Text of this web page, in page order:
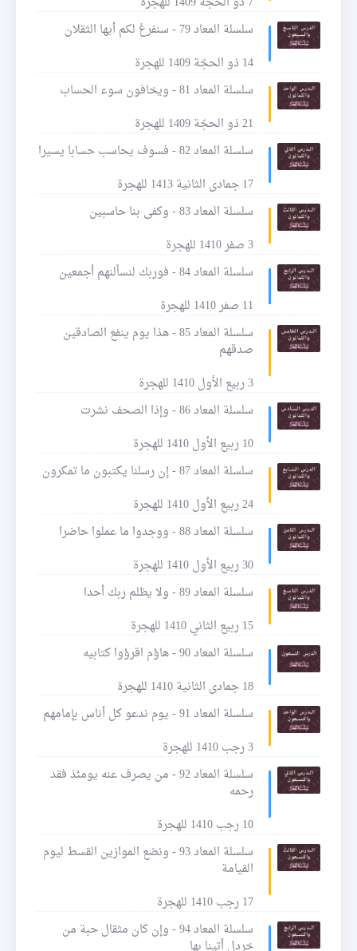
سلسلة المعاد 79 - سنفرغ لكم أيها الثقلان
14 ذو الحجّة 1409 للهجرة
سلسلة المعاد 81 - ويخافون سوء الحساب
21 ذو الحجّة 1409 للهجرة
سلسلة المعاد 82 - فسوف يحاسب حسابا يسيرا
17 جمادى الثانية 1413 للهجرة
سلسلة المعاد 83 - وكفى بنا حاسبين
3 صفر 1410 للهجرة
سلسلة المعاد 84 - فوربك لنسألنهم أجمعين
11 صفر 1410 للهجرة
سلسلة المعاد 85 - هذا يوم ينفع الصادقين
صدقهم
3 ربيع الأول 1410 للهجرة
سلسلة المعاد 86 - وإذا الصحف نشرت
10 ربيع الأول 1410 للهجرة
سلسلة المعاد 87 - إن رسلنا يكتبون ما تمكرون
24 ربيع الأول 1410 للهجرة
سلسلة المعاد 88 - ووجدوا ما عملوا حاضرا
30 ربيع الأول 1410 للهجرة
سلسلة المعاد 89 - ولا يظلم ربك أحدا
15 ربيع الثاني 1410 للهجرة
سلسلة المعاد 90 - هاؤم اقرؤوا كتابيه
18 جمادى الثانية 1410 للهجرة
سلسلة المعاد 91 - يوم ندعو كل أناس بإمامهم
3 رجب 1410 للهجرة
سلسلة المعاد 92 - من يصرف عنه يومئذ فقد
رحمه
10 رجب 1410 للهجرة
سلسلة المعاد 93 - ونضع الموازين القسط ليوم
القيامة
17 رجب 1410 للهجرة
سلسلة المعاد 94 - وإن كان مثقال حبة من
خردل أتينا بها